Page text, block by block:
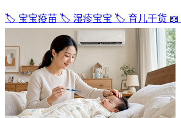
🏷️ 宝宝疫苗 🏷️ 湿疹宝宝 🏷️ 育儿干货 📖